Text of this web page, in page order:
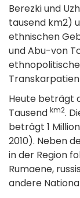
Berezki und
tausend km2)
ethnischen
und Abu-von
Transkarpatien
Heute beträgt
Tausend km2.
beträgt 1
2010). Neben
in der Region
Rumaene,
andere